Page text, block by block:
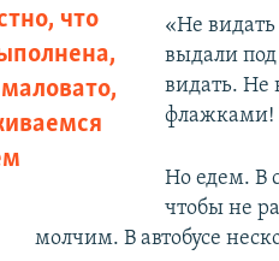
что
«Не
выдали под
видать. Не
флажками!
Но едем. В
чтобы не
молчим. В автобусе